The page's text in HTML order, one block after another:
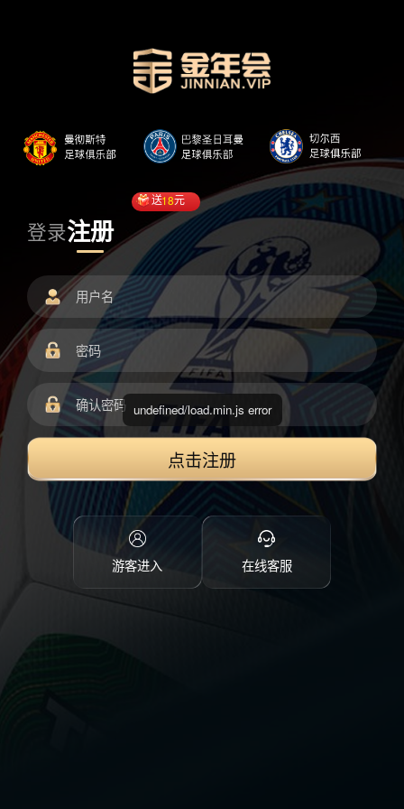
登录注册
送18元
点击注册
游客进入 在线客服
undefined/load.min.js error